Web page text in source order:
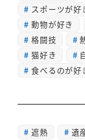
スポーツが好
動物が好き
格闘技
猫好き
食べるのが好
遮熱 遺